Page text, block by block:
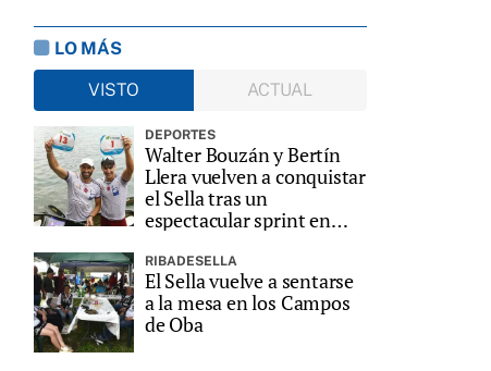
LO MÁS
VISTO
ACTUAL
DEPORTES
Walter Bouzán y Bertín
Llera vuelven a conquistar
el Sella tras un
espectacular sprint en
RIBADESELLA
El Sella vuelve a sentarse
a la mesa en los Campos
de Oba